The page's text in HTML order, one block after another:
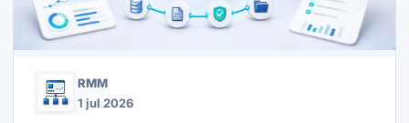
RMM
1 jul 2026